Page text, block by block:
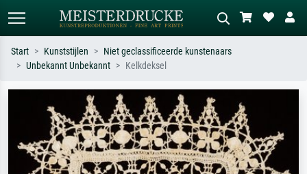
Zoek op kunstenaar, titel of stijl – bijv.
Monet, Sterrennacht, impressionisme,
Hokusai-golf, naakt.
Beschrijf de scène – bijv. groene
weide, abstract met veel rood, donker
olieverfschilderij, staand naakt naast
een boom.
Start Kunststijlen
Niet geclassificeerde kunstenaars
Unbekannt Unbekannt
Kelkdeksel